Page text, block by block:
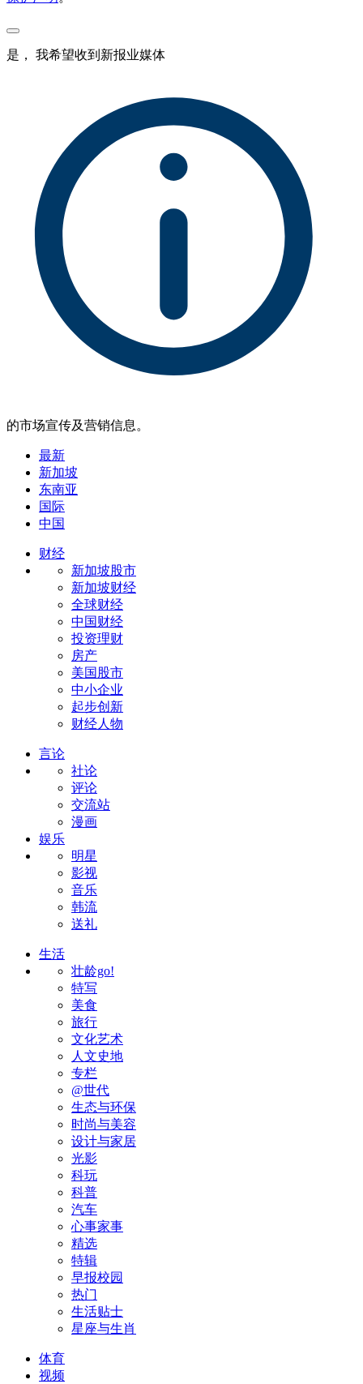
是， 我希望收到新报业媒体
的市场宣传及营销信息。
最新
新加坡
东南亚
国际
中国
财经
新加坡股市
新加坡财经
全球财经
中国财经
投资理财
房产
美国股市
中小企业
起步创新
财经人物
言论
社论
评论
交流站
漫画
娱乐
明星
影视
音乐
韩流
送礼
生活
壮龄go!
特写
美食
旅行
文化艺术
人文史地
专栏
@世代
生态与环保
时尚与美容
设计与家居
光影
科玩
科普
汽车
心事家事
精选
特辑
早报校园
热门
生活贴士
星座与生肖
体育
视频